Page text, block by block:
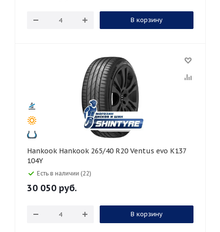
В корзину
Hankook Hankook 265/40 R20 Ventus evo K137
104Y
Есть в наличии (22)
30 050 руб.
В корзину